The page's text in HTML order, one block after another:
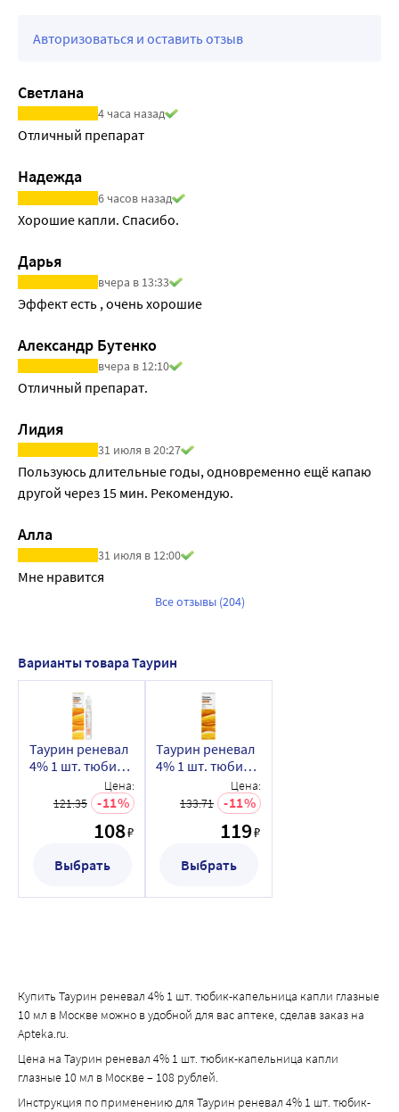
Авторизоваться и оставить отзыв
Светлана
4 часа назад
Отличный препарат
Надежда
6 часов назад
Хорошие капли. Спасибо.
Дарья
вчера в 13:33
Эффект есть , очень хорошие
Александр Бутенко
вчера в 12:10
Отличный препарат.
Лидия
31 июля в 20:27
Пользуюсь длительные годы, одновременно ещё капаю
другой через 15 мин. Рекомендую.
Алла
31 июля в 12:00
Мне нравится
Все отзывы (204)
Варианты товара Таурин
Таурин реневал
4% 1 шт. тюбик-
капли глазные
Цена:
121.35
11
108₽
Выбрать
Таурин реневал
4% 1 шт. тюбик-
капли глазные
Цена:
133.71
11
119₽
Выбрать
Купить Таурин реневал 4% 1 шт. тюбик-капельница капли глазные
10 мл в Москве можно в удобной для вас аптеке, сделав заказ на
Apteka.ru.
Цена на Таурин реневал 4% 1 шт. тюбик-капельница капли
глазные 10 мл в Москве – 108 рублей.
Инструкция по применению для Таурин реневал 4% 1 шт. тюбик-